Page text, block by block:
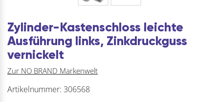
Zylinder-Kastenschloss leichte
Ausführung links, Zinkdruckguss
vernickelt
Zur NO BRAND Markenwelt
Artikelnummer: 306568